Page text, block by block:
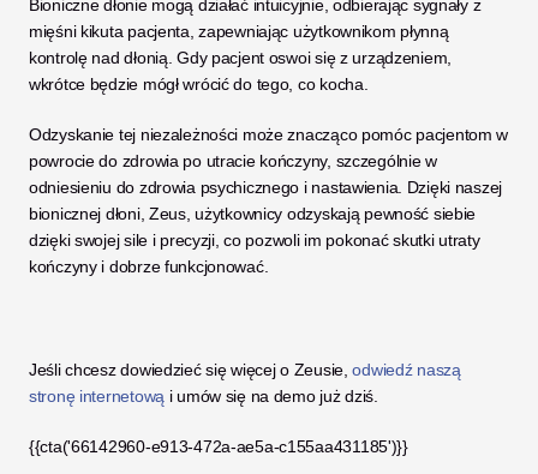
Bioniczne dłonie mogą działać intuicyjnie, odbierając sygnały z
mięśni kikuta pacjenta, zapewniając użytkownikom płynną
kontrolę nad dłonią. Gdy pacjent oswoi się z urządzeniem,
wkrótce będzie mógł wrócić do tego, co kocha.
Odzyskanie tej niezależności może znacząco pomóc pacjentom w
powrocie do zdrowia po utracie kończyny, szczególnie w
odniesieniu do zdrowia psychicznego i nastawienia. Dzięki naszej
bionicznej dłoni, Zeus, użytkownicy odzyskają pewność siebie
dzięki swojej sile i precyzji, co pozwoli im pokonać skutki utraty
kończyny i dobrze funkcjonować.
Jeśli chcesz dowiedzieć się więcej o Zeusie, odwiedź naszą
stronę internetową i umów się na demo już dziś.
{{cta('66142960-e913-472a-ae5a-c155aa431185')}}